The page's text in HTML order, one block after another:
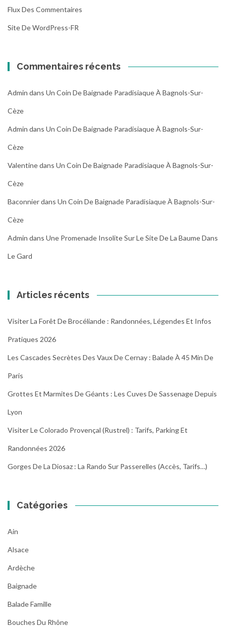
Flux Des Commentaires
Site De WordPress-FR
Commentaires récents
Admin dans Un Coin De Baignade Paradisiaque À Bagnols-Sur-
Cèze
Admin dans Un Coin De Baignade Paradisiaque À Bagnols-Sur-
Cèze
Valentinedans Un Coin De Baignade Paradisiaque À Bagnols-Sur-
Cèze
Baconnierdans Un Coin De Baignade Paradisiaque À Bagnols-Sur-
Cèze
Admin dans Une Promenade Insolite Sur Le Site De La Baume Dans
Le Gard
Articles récents
Visiter La Forêt De Brocéliande : Randonnées, Légendes Et Infos
Pratiques 2026
Les Cascades Secrètes Des Vaux De Cernay : Balade À 45 Min De
Paris
Grottes Et Marmites De Géants : Les Cuves De Sassenage Depuis
Lyon
Visiter Le Colorado Provençal (Rustrel) : Tarifs, Parking Et
Randonnées 2026
Gorges De La Diosaz : La Rando Sur Passerelles (Accès, Tarifs…)
Catégories
Ain
Alsace
Ardèche
Baignade
Balade Famille
Bouches Du Rhône